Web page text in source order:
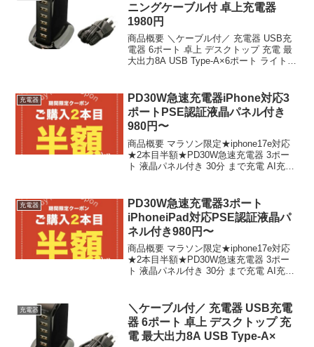
ニングケーブル付 卓上充電器
1980円
商品概要 ＼ケーブル付／ 充電器 USB充
電器 6ポート 卓上 デスクトップ 充電 最
大出力8A USB Type-A×6ポート ライトニ
充電器 6ポート 卓上...
充電器
PD30W急速充電器iPhone対応3
ポートPSE認証液晶パネル付き
980円〜
商品概要 マラソン限定★iphone17e対応
★2本目半額★PD30W急速充電器 3ポー
ト 液晶パネル付き 30分 まで充電 AI充電
充電器
PD30W急速充電器3ポート
iPhoneiPad対応PSE認証液晶パ
ネル付き980円〜
商品概要 マラソン限定★iphone17e対応
★2本目半額★PD30W急速充電器 3ポー
ト 液晶パネル付き 30分 まで充電 AI充電
充電器
＼ケーブル付／ 充電器 USB充電
器 6ポート 卓上 デスクトップ 充
電 最大出力8A USB Type-A×